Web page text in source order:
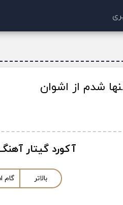
شدم از اشوان
آکورد گیتار
بالاتر گام